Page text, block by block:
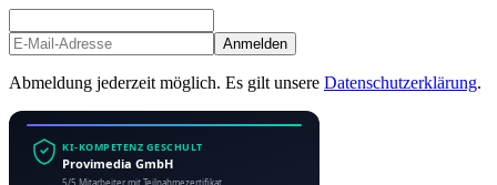
Anmelden
Abmeldung jederzeit möglich. Es gilt unsere Datenschutzerklärung.